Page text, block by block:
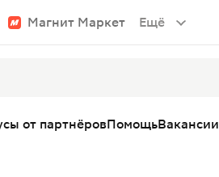
Магнит Маркет Ещё
от партнёровПомощьВакансии